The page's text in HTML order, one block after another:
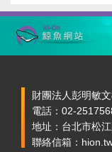
財團法人彭明敏
電話：02-
地址：台北市松
聯絡信箱：